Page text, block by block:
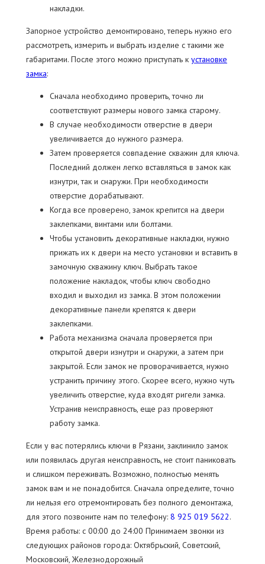
накладки.
Запорное устройство демонтировано, теперь нужно его
рассмотреть, измерить и выбрать изделие с такими же
габаритами. После этого можно приступать к установке
замка:
Сначала необходимо проверить, точно ли
соответствуют размеры нового замка старому.
В случае необходимости отверстие в двери
увеличивается до нужного размера.
Затем проверяется совпадение скважин для ключа.
Последний должен легко вставляться в замок как
изнутри, так и снаружи. При необходимости
отверстие дорабатывают.
Когда все проверено, замок крепится на двери
заклепками, винтами или болтами.
Чтобы установить декоративные накладки, нужно
прижать их к двери на место установки и вставить в
замочную скважину ключ. Выбрать такое
положение накладок, чтобы ключ свободно
входил и выходил из замка. В этом положении
декоративные панели крепятся к двери
заклепками.
Работа механизма сначала проверяется при
открытой двери изнутри и снаружи, а затем при
закрытой. Если замок не проворачивается, нужно
устранить причину этого. Скорее всего, нужно чуть
увеличить отверстие, куда входят ригели замка.
Устранив неисправность, еще раз проверяют
работу замка.
Если у вас потерялись ключи в Рязани, заклинило замок
или появилась другая неисправность, не стоит паниковать
и слишком переживать. Возможно, полностью менять
замок вам и не понадобится. Сначала определите, точно
ли нельзя его отремонтировать без полного демонтажа,
для этого позвоните нам по телефону: 8 925 019 5622.
Время работы: c 00:00 до 24:00 Принимаем звонки из
следующих районов города: Октябрьский, Советский,
Московский, Железнодорожный